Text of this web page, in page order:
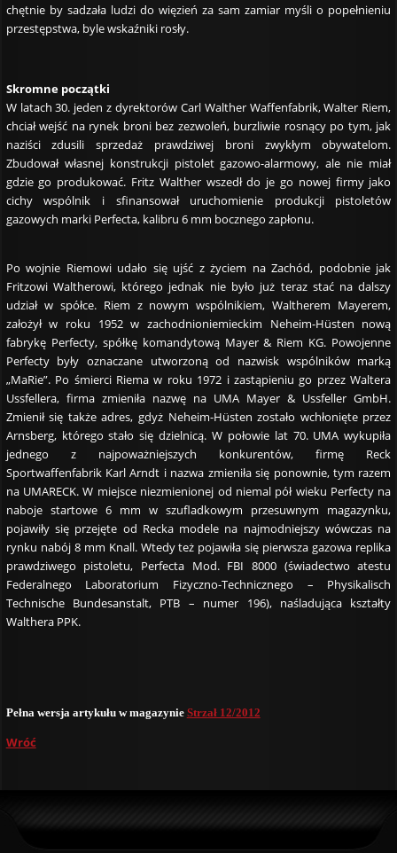
chętnie by sadzała ludzi do więzień za sam zamiar myśli o popełnieniu
przestępstwa, byle wskaźniki rosły.
Skromne początki
W latach 30. jeden z dyrektorów Carl Walther Waffenfabrik, Walter Riem,
chciał wejść na rynek broni bez zezwoleń, burzliwie rosnący po tym, jak
naziści zdusili sprzedaż prawdziwej broni zwykłym obywatelom.
Zbudował własnej konstrukcji pistolet gazowo-alarmowy, ale nie miał
gdzie go produkować. Fritz Walther wszedł do je go nowej firmy jako
cichy wspólnik i sfinansował uruchomienie produkcji pistoletów
gazowych marki Perfecta, kalibru 6 mm bocznego zapłonu.
Po wojnie Riemowi udało się ujść z życiem na Zachód, podobnie jak
Fritzowi Waltherowi, którego jednak nie było już teraz stać na dalszy
udział w spółce. Riem z nowym wspólnikiem, Waltherem Mayerem,
założył w roku 1952 w zachodnioniemieckim Neheim-Hüsten nową
fabrykę Perfecty, spółkę komandytową Mayer & Riem KG. Powojenne
Perfecty były oznaczane utworzoną od nazwisk wspólników marką
„MaRie”. Po śmierci Riema w roku 1972 i zastąpieniu go przez Waltera
Ussfellera, firma zmieniła nazwę na UMA Mayer & Ussfeller GmbH.
Zmienił się także adres, gdyż Neheim-Hüsten zostało wchłonięte przez
Arnsberg, którego stało się dzielnicą. W połowie lat 70. UMA wykupiła
jednego z najpoważniejszych konkurentów, firmę Reck
Sportwaffenfabrik Karl Arndt i nazwa zmieniła się ponownie, tym razem
na UMARECK. W miejsce niezmienionej od niemal pół wieku Perfecty na
naboje startowe 6 mm w szufladkowym przesuwnym magazynku,
pojawiły się przejęte od Recka modele na najmodniejszy wówczas na
rynku nabój 8 mm Knall. Wtedy też pojawiła się pierwsza gazowa replika
prawdziwego pistoletu, Perfecta Mod. FBI 8000 (świadectwo atestu
Federalnego Laboratorium Fizyczno-Technicznego – Physikalisch
Technische Bundesanstalt, PTB – numer 196), naśladująca kształty
Walthera PPK.
Pełna wersja artykułu w magazynie Strzał 12/2012
Wróć